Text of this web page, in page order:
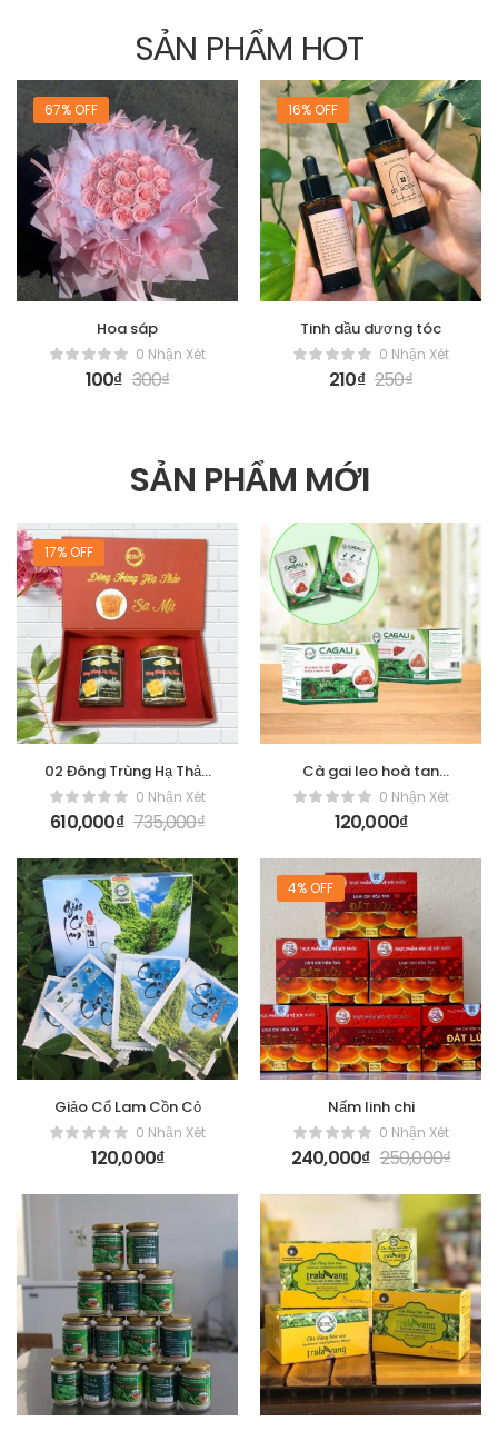
SẢN PHẨM HOT
67% OFF
Hoa sáp
0 Nhận Xét
100₫ 300₫
16% OFF
Tinh dầu dương tóc
0 Nhận Xét
210₫ 250₫
SẢN PHẨM MỚI
17% OFF
02 Đông Trùng Hạ Thảo
(Hộp Đôi)0 Nhận Xét
610,000₫ 735,000₫
Cà gai leo hoà tan
Cagali0 Nhận Xét
120,000₫
Giảo Cổ Lam Cồn Cỏ
0 Nhận Xét
120,000₫
4% OFF
Nấm linh chi
0 Nhận Xét
240,000₫ 250,000₫